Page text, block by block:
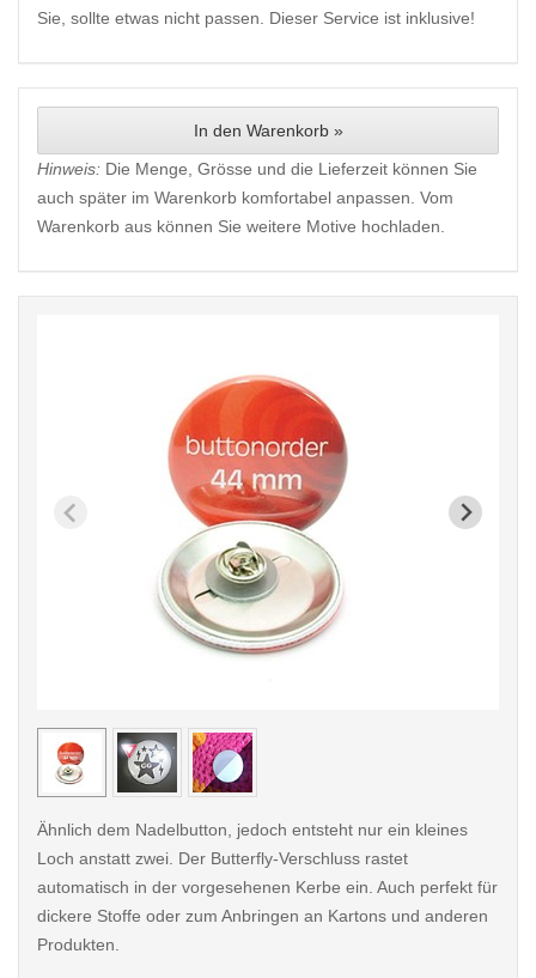
Sie, sollte etwas nicht passen. Dieser Service ist inklusive!
In den Warenkorb »
Hinweis: Die Menge, Grösse und die Lieferzeit können Sie
auch später im Warenkorb komfortabel anpassen. Vom
Warenkorb aus können Sie weitere Motive hochladen.
< /picture>
Ähnlich dem Nadelbutton, jedoch entsteht nur ein kleines
Loch anstatt zwei. Der Butterfly-Verschluss rastet
automatisch in der vorgesehenen Kerbe ein. Auch perfekt für
dickere Stoffe oder zum Anbringen an Kartons und anderen
Produkten.